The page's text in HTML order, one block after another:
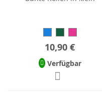
10,90 €
Verfügbar